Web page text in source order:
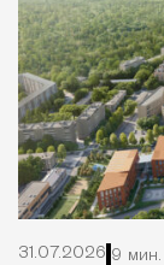
31.07.2026 9